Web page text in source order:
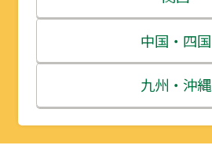
宮城県
秋田県
山形県
群馬県
埼玉県
千葉県
富山県
石川県
福井県
三重県
滋賀県
京都府
中国・四国
鳥取県
島根県
九州・沖縄
福岡県